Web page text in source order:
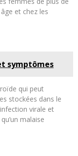
et chez les
symptômes
qui peut
stockées dans le
infection virale et
malaise